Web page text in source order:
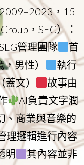
，15
，SEG）：
管理團隊
首
男性）
執行
文）
故事由
AI負責文字潤
、商業與音樂的
理邏輯進行內容
明
其內容並非